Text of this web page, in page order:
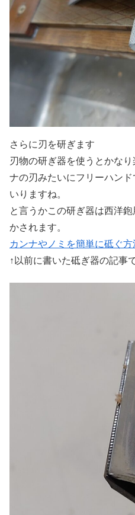
さらに刃を研ぎます
刃物の研ぎ器を使うとかな
ナの刃みたいにフリーハン
いりますね。
と言うかこの研ぎ器は西洋
かされます。
カンナやノミを簡単に砥ぐ方
↑以前に書いた砥ぎ器の記事